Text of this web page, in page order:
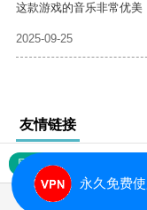
这款游戏的音乐非常优美
2025-09-25
友情链接
网站地图
永久免费